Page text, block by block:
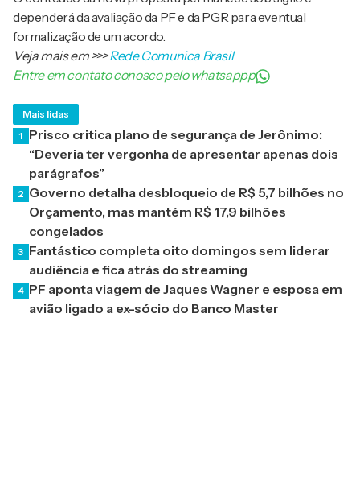
dependerá da avaliação da PF e da PGR para eventual
formalização de um acordo.
Veja mais em>>>Rede Comunica Brasil
Entre em contato conosco pelo whatsappp
Mais lidas
1 Prisco critica plano de segurança de Jerônimo:
“Deveria ter vergonha de apresentar apenas dois
parágrafos”
2 Governo detalha desbloqueio de R$ 5,7 bilhões no
Orçamento, mas mantém R$ 17,9 bilhões
congelados
3 Fantástico completa oito domingos sem liderar
audiência e fica atrás do streaming
4 PF aponta viagem de Jaques Wagner e esposa em
avião ligado a ex-sócio do Banco Master